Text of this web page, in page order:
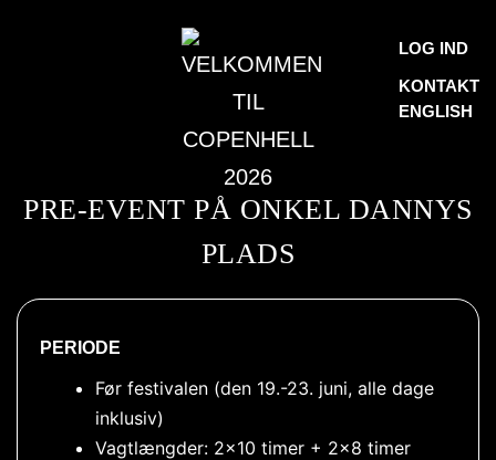
VELKOMMEN
LOG IND
KONTAKT
ENGLISH
PRE-EVENT PÅ ONKEL DANNYS
PLADS
PERIODE
Før festivalen (den 19.-23. juni, alle dage
inklusiv)
Vagtlængder: 2×10 timer + 2×8 timer